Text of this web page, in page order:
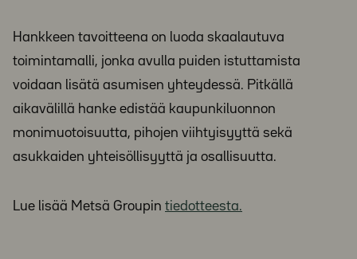
Hankkeen tavoitteena on luoda skaalautuva
toimintamalli, jonka avulla puiden istuttamista
voidaan lisätä asumisen yhteydessä. Pitkällä
aikavälillä hanke edistää kaupunkiluonnon
monimuotoisuutta, pihojen viihtyisyyttä sekä
asukkaiden yhteisöllisyyttä ja osallisuutta.
Lue lisää Metsä Groupin tiedotteesta.